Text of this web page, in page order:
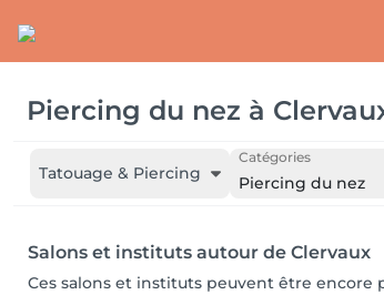
Piercing du nez à
Tatouage & Piercing
Catégories
Piercing du nez
Salons et instituts autour de Clervaux
Ces salons et instituts peuvent être encore